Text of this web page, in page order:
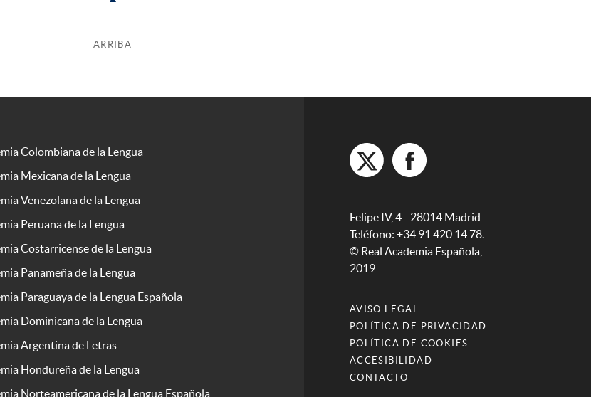
ARRIBA
Colombiana de la Lengua
Mexicana de la Lengua
Venezolana de la Lengua
Peruana de la Lengua
Costarricense de la Lengua
Panameña de la Lengua
Paraguaya de la Lengua Española
Dominicana de la Lengua
Argentina de Letras
Hondureña de la Lengua
Norteamericana de la Lengua Española
Felipe IV, 4 - 28014 Madrid -
Teléfono: +34 91 420 14 78.
© Real Academia Española,
2019
AVISO LEGAL
POLÍTICA DE PRIVACIDAD
POLÍTICA DE COOKIES
ACCESIBILIDAD
CONTACTO